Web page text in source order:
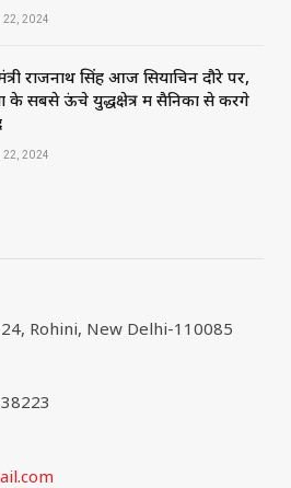
22, 2024
मंत्री राजनाथ सिंह आज सियाचिन दौरे पर,
के सबसे ऊंचे युद्धक्षेत्र में सैनिकों से करेंगे
22, 2024
Rohini, New Delhi-110085